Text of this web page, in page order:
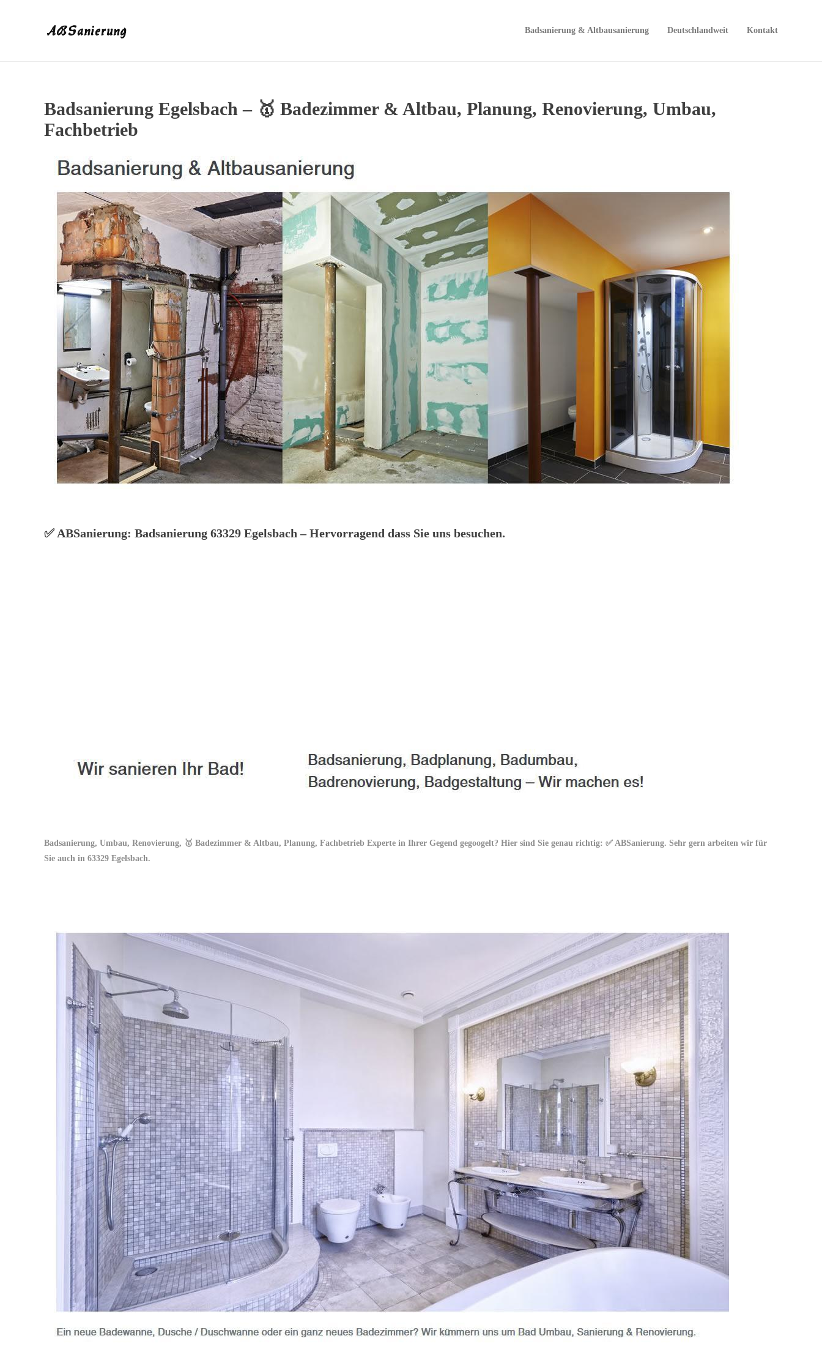
Badsanierung & Altbausanierung Deutschlandweit Kontakt
Badsanierung Egelsbach – 🥇 Badezimmer & Altbau, Planung, Renovierung, Umbau,
Fachbetrieb
✅ ABSanierung: Badsanierung 63329 Egelsbach – Hervorragend dass Sie uns besuchen.
Badsanierung, Umbau, Renovierung, 🥇 Badezimmer & Altbau, Planung, Fachbetrieb Experte in Ihrer Gegend gegoogelt? Hier sind Sie genau richtig: ✅ ABSanierung. Sehr gern arbeiten wir für
Sie auch in 63329 Egelsbach.